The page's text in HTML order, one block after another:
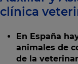
clínica
En España
animales de
de la